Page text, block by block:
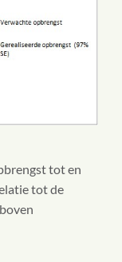
tot en
tot de